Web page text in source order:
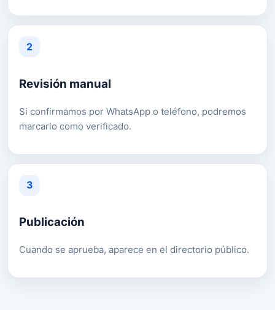
2
Revisión manual
Si confirmamos por WhatsApp o teléfono, podremos
marcarlo como verificado.
3
Publicación
Cuando se aprueba, aparece en el directorio público.